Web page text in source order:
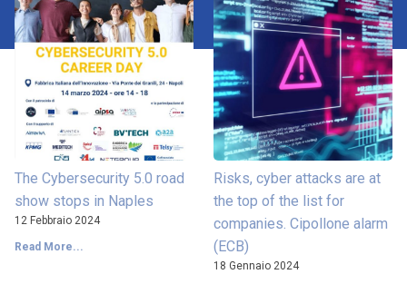
The Cybersecurity 5.0 road
show stops in Naples
12 Febbraio 2024
Read More...
Risks, cyber attacks are at
the top of the list for
companies. Cipollone alarm
(ECB)
18 Gennaio 2024